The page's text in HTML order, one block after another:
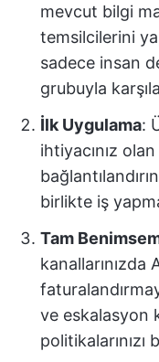
mevcut bilgi
temsilcilerini
sadece insan
grubuyla
İlk Uygulama:
ihtiyacınız
birlikte iş
Tam
kanallarınızda
ve eskalasyon
politikalarınızı